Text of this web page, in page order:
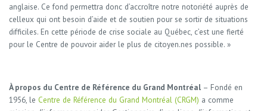
anglaise. Ce fond permettra donc d’accroître notre notoriété auprès de
celleux qui ont besoin d’aide et de soutien pour se sortir de situations
difficiles. En cette période de crise sociale au Québec, c’est une fierté
pour le Centre de pouvoir aider le plus de citoyen.nes possible. »
À propos du Centre de Référence du Grand Montréal – Fondé en
1956, le Centre de Référence du Grand Montréal (CRGM) a comme